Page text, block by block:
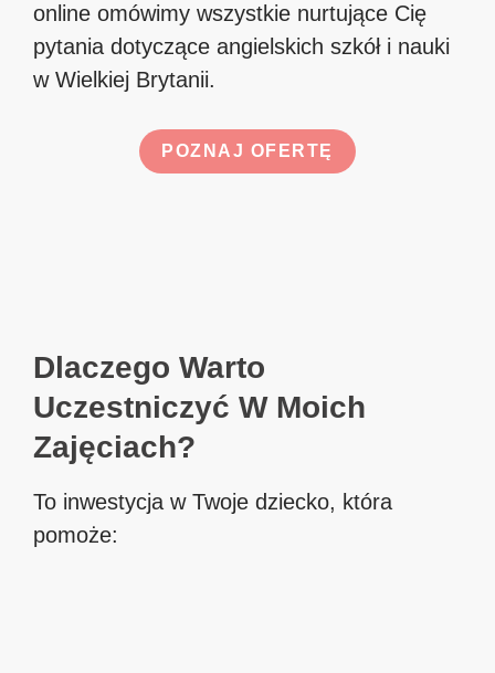
online omówimy wszystkie nurtujące Cię
pytania dotyczące angielskich szkół i nauki
w Wielkiej Brytanii.
POZNAJ OFERTĘ
Dlaczego Warto
Uczestniczyć W Moich
Zajęciach?
To inwestycja w Twoje dziecko, która
pomoże: